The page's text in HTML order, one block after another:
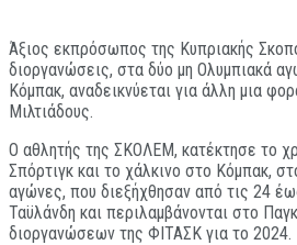
Άξιος εκπρόσωπος της Κυπριακής
διοργανώσεις, στα δύο μη Ολυμπιακά
Κόμπακ, αναδεικνύεται για άλλη μια
Μιλτιάδους.
Ο αθλητής της ΣΚΟΛΕΜ, κατέκτησε το
Σπόρτιγκ και το χάλκινο στο Κόμπακ,
αγώνες, που διεξήχθησαν από τις 24
Ταϋλάνδη και περιλαμβάνονται στο
διοργανώσεων της ΦΙΤΑΣΚ για το 2024.